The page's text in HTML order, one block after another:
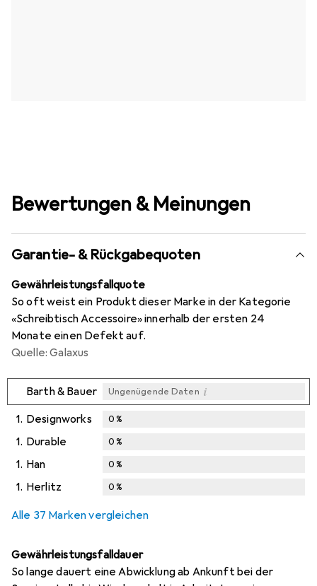
Bewertungen & Meinungen
Garantie- & Rückgabequoten
Gewährleistungsfallquote
So oft weist ein Produkt dieser Marke in der Kategorie
«Schreibtisch Accessoire» innerhalb der ersten 24
Monate einen Defekt auf.
Quelle: Galaxus
Barth & Bauer Ungenügende Daten i
1. Designworks 0%
1. Durable 0%
1. Han 0%
1. Herlitz 0%
Alle 37 Marken vergleichen
Gewährleistungsfalldauer
So lange dauert eine Abwicklung ab Ankunft bei der